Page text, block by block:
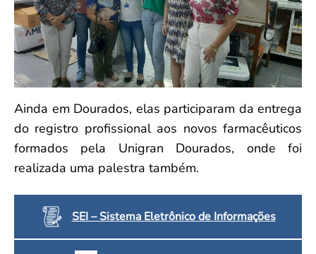
Ainda em Dourados, elas participaram da entrega
do registro profissional aos novos farmacêuticos
formados pela Unigran Dourados, onde foi
realizada uma palestra também.
SEI – Sistema Eletrônico de Informações